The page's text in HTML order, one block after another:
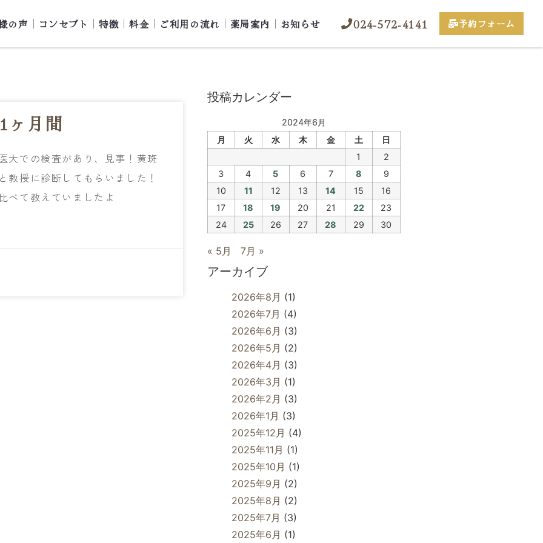
の声 コンセプト 特徴 料金 ご利用の流れ 薬局案内 お知らせ 024-572-4141 予約フォーム
月間
大での検査があり、見事！黄斑
授に診断してもらいました！
べて教えていましたよ
投稿カレンダー
2024年6月
月
火 水 木 金 土
日
1
2
3
4 5 6 7 8
9
10
11 12 13 14 15
16
17
18 19 20 21 22
23
24
25 26 27 28 29 30
« 5月 7月 »
アーカイブ
2026年8月 (1)
2026年7月 (4)
2026年6月 (3)
2026年5月 (2)
2026年4月 (3)
2026年3月 (1)
2026年2月 (3)
2026年1月 (3)
2025年12月 (4)
2025年11月 (1)
2025年10月 (1)
2025年9月 (2)
2025年8月 (2)
2025年7月 (3)
2025年6月 (1)